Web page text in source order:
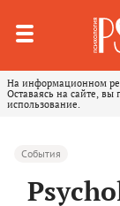
На информационном
Оставаясь на сайте, вы
использование.
События